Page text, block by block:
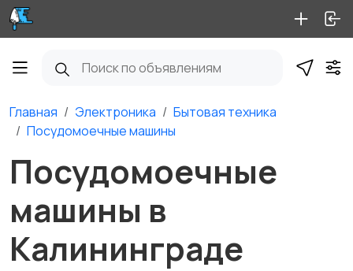
Главная Электроника
Бытовая техника
Посудомоечные машины
Посудомоечные
машины в
Калининграде